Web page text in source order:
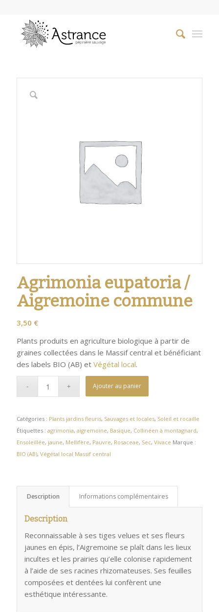
Agrimonia eupatoria /
Aigremoine commune
3,50 €
Plants produits en agriculture biologique à partir de
graines collectées dans le Massif central et bénéficiant
des labels BIO (AB) et Végétal local.
Ajouter au panier
Catégories : Plants jardins fleuris, Sauvages et locales, Soleil et rocaille
Étiquettes : agrimonia, aigremoine, Basique, Collinéen à montagnard,
Ensoleillée, jaune, Mellifère, Pauvre, Rosaceae, Sec, Vivace Marque :
BIO (AB), Végétal local Massif central
Description Informations complémentaires
Description
Reconnaissable à ses tiges velues et ses fleurs
jaunes en épis, l’Aigremoine se plaît dans les lieux
incultes et les prairies qu’elle colonise rapidement
à l’aide de ses racines rhizomateuses. Ses feuilles
composées et dentées lui confèrent une
esthétique intéressante.